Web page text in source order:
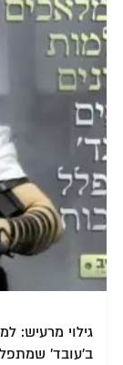
גילוי מרעיש:
ב'עובד'